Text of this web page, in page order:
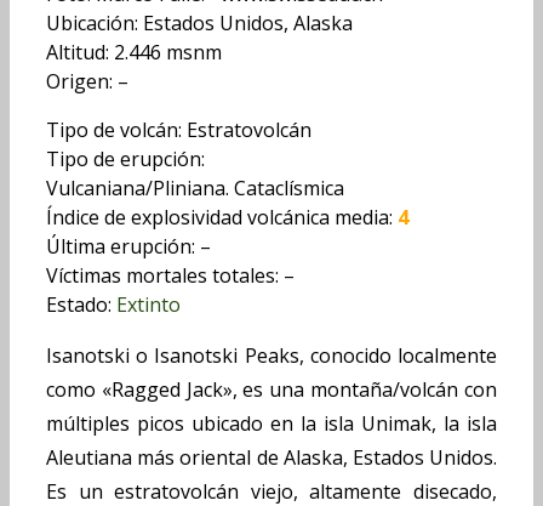
Ubicación: Estados Unidos, Alaska
Altitud: 2.446 msnm
Origen: –
Tipo de volcán: Estratovolcán
Tipo de erupción:
Vulcaniana/Pliniana. Cataclísmica
Índice de explosividad volcánica media: 4
Última erupción: –
Víctimas mortales totales: –
Estado: Extinto
Isanotski o Isanotski Peaks, conocido localmente
como «Ragged Jack», es una montaña/volcán con
múltiples picos ubicado en la isla Unimak, la isla
Aleutiana más oriental de Alaska, Estados Unidos.
Es un estratovolcán viejo, altamente disecado,